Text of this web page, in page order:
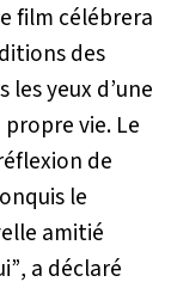
film célébrera
des
les yeux d’une
vie. Le
de
le
amitié
, a déclaré